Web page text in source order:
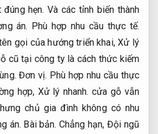
đúng hẹn. Và các tỉnh biến thành
án. Phù hợp nhu cầu thực tế.
gọi của hướng triển khai,Xử lý
cũ tại công ty là cách thức kiếm
Đơn vị. Phù hợp nhu cầu thực
hợp, Xử lý nhanh. cửa gỗ vẫn
chủ gia đình không có nhu
án. Bài bản. Chẳng hạn, Đội ngũ